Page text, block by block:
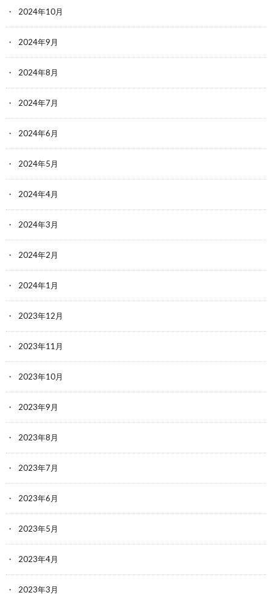
2024年10月
2024年9月
2024年8月
2024年7月
2024年6月
2024年5月
2024年4月
2024年3月
2024年2月
2024年1月
2023年12月
2023年11月
2023年10月
2023年9月
2023年8月
2023年7月
2023年6月
2023年5月
2023年4月
2023年3月